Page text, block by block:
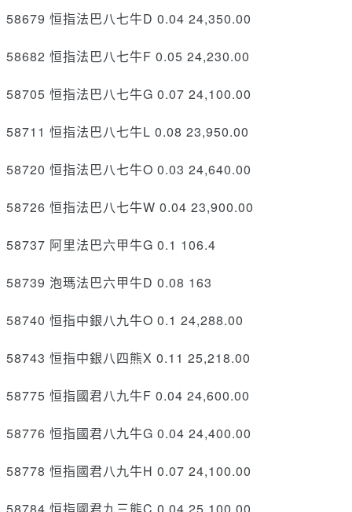
58679 恒指法巴八七牛D 0.04 24,350.00
58682 恒指法巴八七牛F 0.05 24,230.00
58705 恒指法巴八七牛G 0.07 24,100.00
58711 恒指法巴八七牛L 0.08 23,950.00
58720 恒指法巴八七牛O 0.03 24,640.00
58726 恒指法巴八七牛W 0.04 23,900.00
58737 阿里法巴六甲牛G 0.1 106.4
58739 泡瑪法巴六甲牛D 0.08 163
58740 恒指中銀八九牛O 0.1 24,288.00
58743 恒指中銀八四熊X 0.11 25,218.00
58775 恒指國君八九牛F 0.04 24,600.00
58776 恒指國君八九牛G 0.04 24,400.00
58778 恒指國君八九牛H 0.07 24,100.00
58784 恒指國君九三熊C 0.04 25,100.00